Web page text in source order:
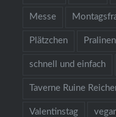
Messe
Plätzchen Pralinen
schnell und einfach
Taverne Ruine
Valentinstag